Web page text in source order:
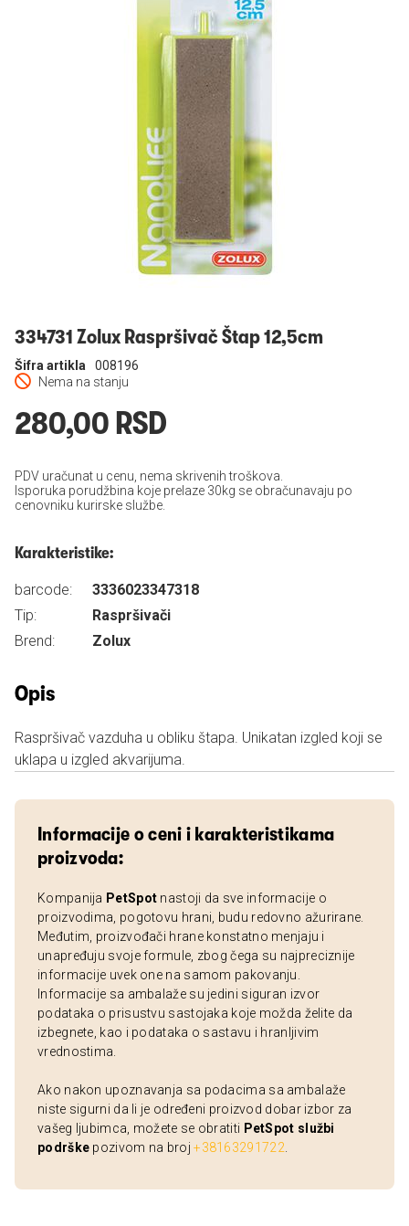
334731 Zolux Raspršivač Štap 12,5cm
Nema na stanju
Šifra artikla 008196
280,00 RSD
PDV uračunat u cenu, nema skrivenih troškova.
Isporuka porudžbina koje prelaze 30kg se obračunavaju po
cenovniku kurirske službe.
Karakteristike:
barcode:
3336023347318
Tip:
Raspršivači
Brend:
Zolux
Opis
Raspršivač vazduha u obliku štapa. Unikatan izgled koji se
uklapa u izgled akvarijuma.
Informacije o ceni i karakteristikama
proizvoda:
Kompanija PetSpot nastoji da sve informacije o
proizvodima, pogotovu hrani, budu redovno ažurirane.
Međutim, proizvođači hrane konstatno menjaju i
unapređuju svoje formule, zbog čega su najpreciznije
informacije uvek one na samom pakovanju.
Informacije sa ambalaže su jedini siguran izvor
podataka o prisustvu sastojaka koje možda želite da
izbegnete, kao i podataka o sastavu i hranljivim
vrednostima.
Ako nakon upoznavanja sa podacima sa ambalaže
niste sigurni da li je određeni proizvod dobar izbor za
vašeg ljubimca, možete se obratiti PetSpot službi
podrške pozivom na broj+38163291722